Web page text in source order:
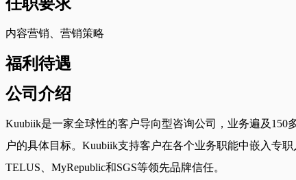
内容营销、营销策略
福利待遇
公司介绍
Kuubiik是一家全球性的客户导向型咨询公司，业务遍及
户的具体目标。Kuubiik支持客户在各个业务职能中嵌入专
TELUS、MyRepublic和SGS等领先品牌信任。